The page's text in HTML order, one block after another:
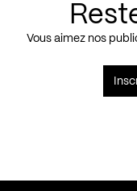
Vous aimez nos